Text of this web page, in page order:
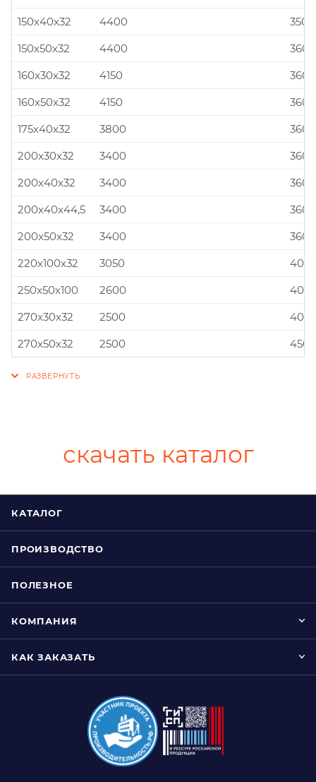
150x40x32
4400
150x50x32
4400
160x30x32
4150
160x50x32
4150
175x40x32
3800
200x30x32
3400
200x40x32
3400
200x40x44,5
3400
200x50x32
3400
220x100x32
3050
250x50x100
2600
270x30x32
2500
270x50x32
2500
скачать каталог
КАТАЛОГ
ПРОИЗВОДСТВО
ПОЛЕЗНОЕ
КОМПАНИЯ
КАК ЗАКАЗАТЬ